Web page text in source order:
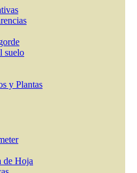
suelo
y Plantas
de Hoja